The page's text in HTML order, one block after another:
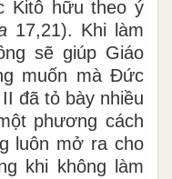
Kitô hữu theo ý
17,21). Khi làm
sẽ giúp Giáo
muốn mà Đức
đã tỏ bày nhiều
phương cách
luôn mở ra cho
khi không làm